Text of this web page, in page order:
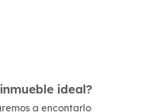
ideal?
a encontarlo